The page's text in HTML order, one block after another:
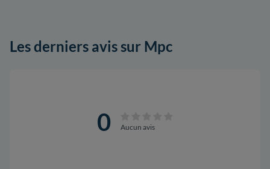
Les derniers avis sur Mpc
0 Aucun avis